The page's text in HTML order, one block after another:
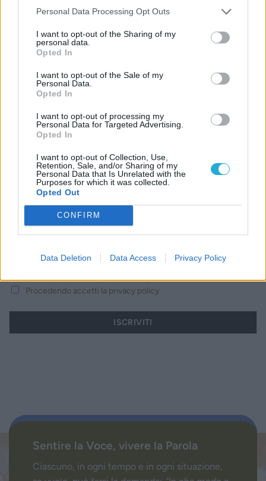
Personal Data Processing Opt Outs
I want to opt-out of the Sharing of my
personal data.
Opted In
I want to opt-out of the Sale of my
Personal Data.
Opted In
I want to opt-out of processing my
Personal Data for Targeted Advertising.
Opted In
I want to opt-out of Collection, Use,
Retention, Sale, and/or Sharing of my
Personal Data that Is Unrelated with the
Purposes for which it was collected.
Opted Out
CONFIRM
Data Deletion Data Access Privacy Policy
LITURGIA DELLA PAROLA
ISCRIVITI ALLA NEWSLETTER
Istituto
Procedendo accetti la privacy policy
Sentire la Voce, vivere la Parola
Ciascuno, in ogni tempo e in ogni situazione,